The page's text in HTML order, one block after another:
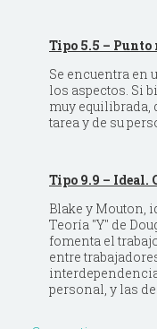
Tipo 5.5 –
Se encuentra en
los aspectos. Si
muy equilibrada,
tarea y de su
Tipo 9.9 – Ideal.
Blake y Mouton,
Teoría "Y" de
fomenta el
entre
personal, y las